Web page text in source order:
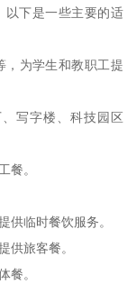
以下是一些主要的适
，为学生和教职工提
写字楼、科技园区
餐。
供临时餐饮服务。
供旅客餐。
餐。